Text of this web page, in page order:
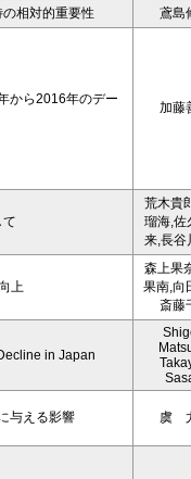
相対的重要性
鳶島
から2016年のデー
加藤
て
荒木貴
瑠海,佐
来,長谷
上
森上果
果南,向
斎藤
in Japan
与える影響 虞